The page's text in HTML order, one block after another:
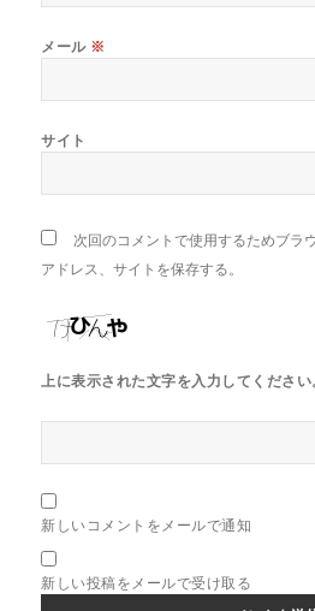
メール ※
サイト
次回のコメントで使用するためブラ
アドレス、サイトを保存する。
上に表示された文字を入力してください
新しいコメントをメールで通知
新しい投稿をメールで受け取る